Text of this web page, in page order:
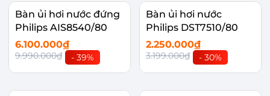
Bàn ủi hơi nước đứng
Philips AIS8540/80
6.100.000₫
9.990.000₫ - 39%
Bàn ủi hơi nước
Philips DST7510/80
2.250.000₫
3.199.000₫ - 30%